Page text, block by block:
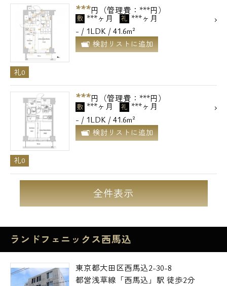
***円（管理費：***円）
敷 ***ヶ月 礼 ***ヶ月
- / 1LDK / 41.6m²
検討リストに追加
礼0
***円（管理費：***円）
敷 ***ヶ月 礼 ***ヶ月
- / 1LDK / 41.6m²
検討リストに追加
礼0
全件表示
ランドフェニックス西馬込
東京都大田区西馬込2-30-8
都営浅草線「西馬込」駅 徒歩2分